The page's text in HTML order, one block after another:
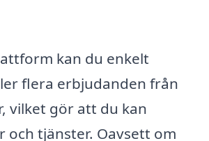
kan du enkelt
flera erbjudanden från
vilket gör att du kan
och tjänster. Oavsett om